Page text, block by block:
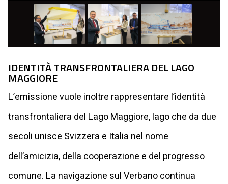
IDENTITÀ TRANSFRONTALIERA DEL LAGO
MAGGIORE
L’emissione vuole inoltre rappresentare l’identità
transfrontaliera del Lago Maggiore, lago che da due
secoli unisce Svizzera e Italia nel nome
dell’amicizia, della cooperazione e del progresso
comune. La navigazione sul Verbano continua